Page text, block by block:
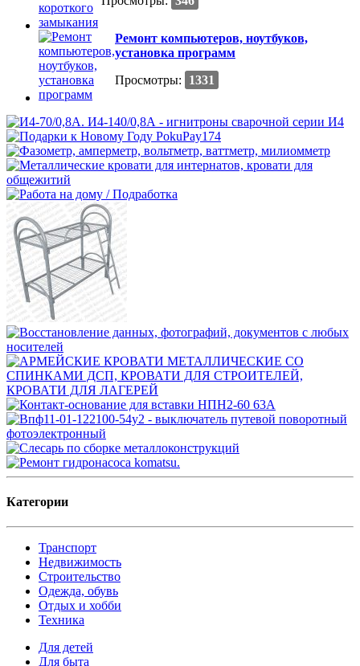
Ремонт компьютеров, ноутбуков,
установка программ
Просмотры:
1331
Категории
Транспорт
Недвижимость
Строительство
Одежда, обувь
Отдых и хобби
Техника
Для детей
Для быта